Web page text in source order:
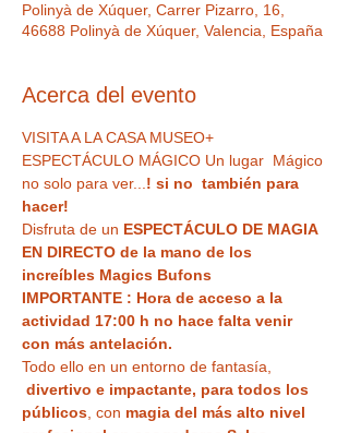
Polinyà de Xúquer, Carrer Pizarro, 16,
46688 Polinyà de Xúquer, Valencia, España
Acerca del evento
VISITA A LA CASA MUSEO+
ESPECTÁCULO MÁGICO Un lugar  Mágico
no solo para ver... ! si no  también para
hacer!
Disfruta de un ESPECTÁCULO DE MAGIA
EN DIRECTO de la mano de los
increíbles Magics Bufons
IMPORTANTE : Hora de acceso a la
actividad 17:00 h no hace falta venir
con más antelación.
Todo ello en un entorno de fantasía,
divertivo e impactante, para todos los
públicos , con magia del más alto nivel